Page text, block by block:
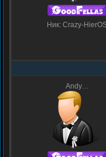
Ник: Crazy-
Andy…